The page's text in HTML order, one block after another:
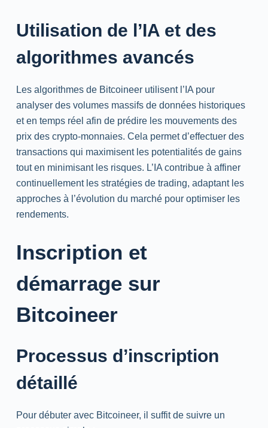
Utilisation de l’IA et des
algorithmes avancés
Les algorithmes de Bitcoineer utilisent l’IA pour
analyser des volumes massifs de données historiques
et en temps réel afin de prédire les mouvements des
prix des crypto-monnaies. Cela permet d’effectuer des
transactions qui maximisent les potentialités de gains
tout en minimisant les risques. L’IA contribue à affiner
continuellement les stratégies de trading, adaptant les
approches à l’évolution du marché pour optimiser les
rendements.
Inscription et
démarrage sur
Bitcoineer
Processus d’inscription
détaillé
Pour débuter avec Bitcoineer, il suffit de suivre un